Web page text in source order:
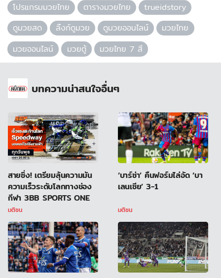
โปรแกรมมวยไทย ตารางมวยไทย
trueidstory
ดูมวยสด
ลิ้งก์ดูมวย ดูมวยออนไลน์
มวยไทย
มวยออนไลน์
มวยตู้ มวยไทย 7 สี
บทความน่าสนใจอื่นๆ
สายซิ่ง! เตรียมลุ้นความมัน
ความเร็วระดับโลกทางช่อง
กีฬา 3BB SPORTS ONE
มติชน
‘บาร์ซ่า’ คืนฟอร์มไล่อัด ‘บา
เลนเซีย’ 3-1
มติชน